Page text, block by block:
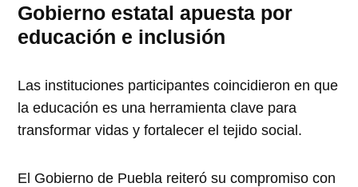
Gobierno estatal apuesta por
educación e inclusión
Las instituciones participantes coincidieron en que
la educación es una herramienta clave para
transformar vidas y fortalecer el tejido social.
El Gobierno de Puebla reiteró su compromiso con